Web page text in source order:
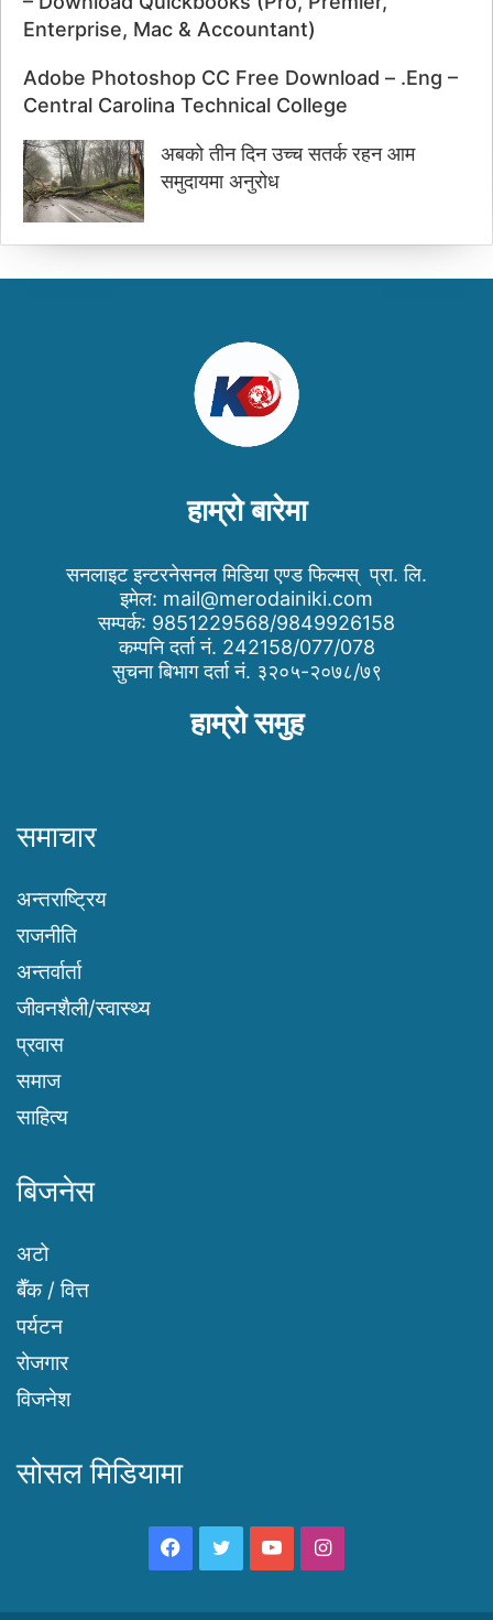
Enterprise, Mac & Accountant)
Adobe Photoshop CC Free Download – .Eng –
Central Carolina Technical College
अबको तीन दिन उच्च सतर्क रहन आम
समुदायमा अनुरोध
हाम्रो बारेमा
सनलाइट इन्टरनेसनल मिडिया एण्ड फिल्मस् प्रा. लि.
इमेल: mail@merodainiki.com
सम्पर्क: 9851229568/9849926158
कम्पनि दर्ता नं. 242158/077/078
सुचना बिभाग दर्ता नं. ३२०५-२०७८/७९
हाम्रो समुह
समाचार
अन्तराष्ट्रिय
राजनीति
अन्तर्वार्ता
जीवनशैली/स्वास्थ्य
प्रवास
समाज
साहित्य
बिजनेस
अटो
बैँक / वित्त
पर्यटन
रोजगार
विजनेश
सोसल मिडियामा
Facebook
TwitterYouTubeInstagram